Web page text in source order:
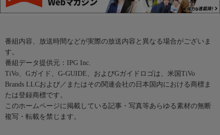
番組内容、放送時間などが実際の放送内容と異なる場合がございま
す。
番組データ提供元：IPG Inc.
TiVo、Gガイド、G-GUIDE、およびGガイドロゴは、米国TiVo
Brands LLCおよび／またはその関連会社の日本国内における商標ま
たは登録商標です。
このホームページに掲載している記事・写真等あらゆる素材の無断
複写・転載を禁じます。